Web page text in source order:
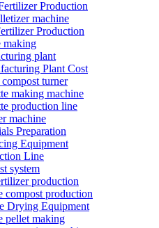
Production
machine
Production
making
plant
Plant Cost
turner
making machine
production line
machine
Preparation
Equipment
Line
system
production
compost production
Drying Equipment
pellet making